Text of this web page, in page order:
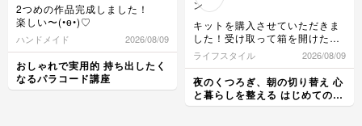
2つめの作品完成しました！
楽しい〜(•ө•)♡
ハンドメイド 2026/08/09
おしゃれで実用的 持ち出したく
なるパラコード講座
キットを購入させていただきま
した！受け取って箱を開けた瞬
間、フワッとお香の香りが広が
って、とても幸せな気持ちにな
りました(^^)
これまで、雑貨屋さんでお香を
見かけても、何をどうすれば良
ライフスタイル 2026/08/09
夜のくつろぎ、朝の切り替え 心
と暮らしを整える はじめてのお
香講座